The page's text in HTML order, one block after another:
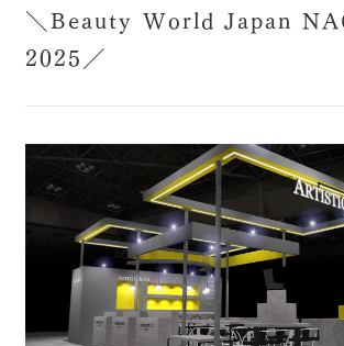
＼Beauty World Japan
2025／